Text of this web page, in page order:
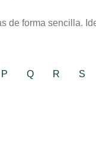
de forma sencilla.
P Q R S